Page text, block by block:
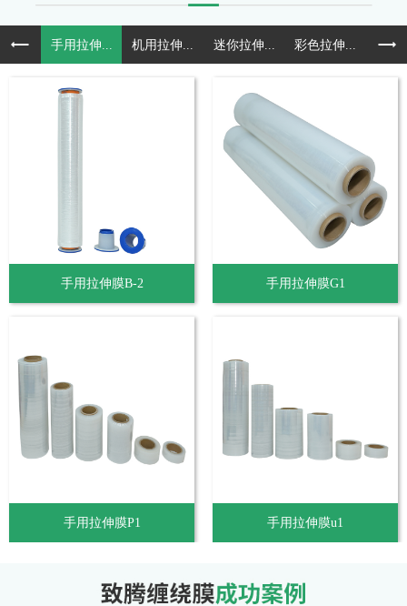
手用拉伸... 机用拉伸... 迷你拉伸... 彩色拉伸... 预
手用拉伸膜B-2 手用拉伸膜G1
手用拉伸膜P1 手用拉伸膜u1